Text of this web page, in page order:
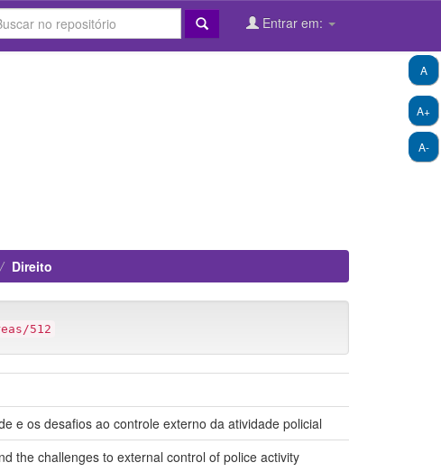
Entrar em:
A+
A-
A
Direito
512
e os desafios ao controle externo da atividade policial
the challenges to external control of police activity